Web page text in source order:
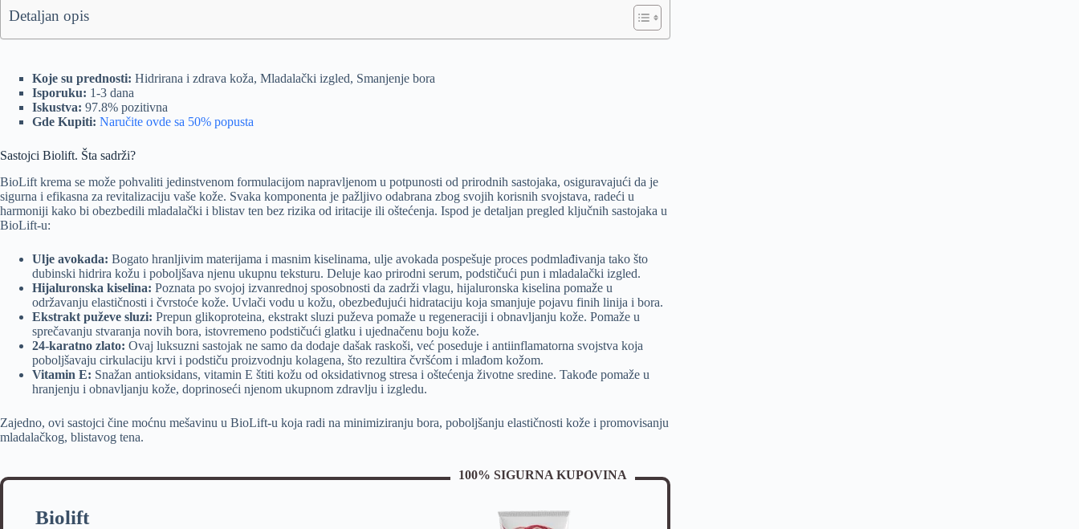
Detaljan opis
Koje su prednosti: Hidrirana i zdrava koža, Mladalački izgled, Smanjenje bora
Isporuku: 1-3 dana
Iskustva: 97.8% pozitivna
Gde Kupiti: Naručite ovde sa 50% popusta
Sastojci Biolift. Šta sadrži?
BioLift krema se može pohvaliti jedinstvenom formulacijom napravljenom u potpunosti od prirodnih sastojaka, osiguravajući da je
sigurna i efikasna za revitalizaciju vaše kože. Svaka komponenta je pažljivo odabrana zbog svojih korisnih svojstava, radeći u
harmoniji kako bi obezbedili mladalački i blistav ten bez rizika od iritacije ili oštećenja. Ispod je detaljan pregled ključnih sastojaka u
BioLift-u:
Ulje avokada: Bogato hranljivim materijama i masnim kiselinama, ulje avokada pospešuje proces podmlađivanja tako što
dubinski hidrira kožu i poboljšava njenu ukupnu teksturu. Deluje kao prirodni serum, podstičući pun i mladalački izgled.
Hijaluronska kiselina: Poznata po svojoj izvanrednoj sposobnosti da zadrži vlagu, hijaluronska kiselina pomaže u
održavanju elastičnosti i čvrstoće kože. Uvlači vodu u kožu, obezbeđujući hidrataciju koja smanjuje pojavu finih linija i bora.
Ekstrakt puževe sluzi: Prepun glikoproteina, ekstrakt sluzi puževa pomaže u regeneraciji i obnavljanju kože. Pomaže u
sprečavanju stvaranja novih bora, istovremeno podstičući glatku i ujednačenu boju kože.
24-karatno zlato: Ovaj luksuzni sastojak ne samo da dodaje dašak raskoši, već poseduje i antiinflamatorna svojstva koja
poboljšavaju cirkulaciju krvi i podstiču proizvodnju kolagena, što rezultira čvršćom i mlađom kožom.
Vitamin E: Snažan antioksidans, vitamin E štiti kožu od oksidativnog stresa i oštećenja životne sredine. Takođe pomaže u
hranjenju i obnavljanju kože, doprinoseći njenom ukupnom zdravlju i izgledu.
Zajedno, ovi sastojci čine moćnu mešavinu u BioLift-u koja radi na minimiziranju bora, poboljšanju elastičnosti kože i promovisanju
mladalačkog, blistavog tena.
100% SIGURNA KUPOVINA
Biolift